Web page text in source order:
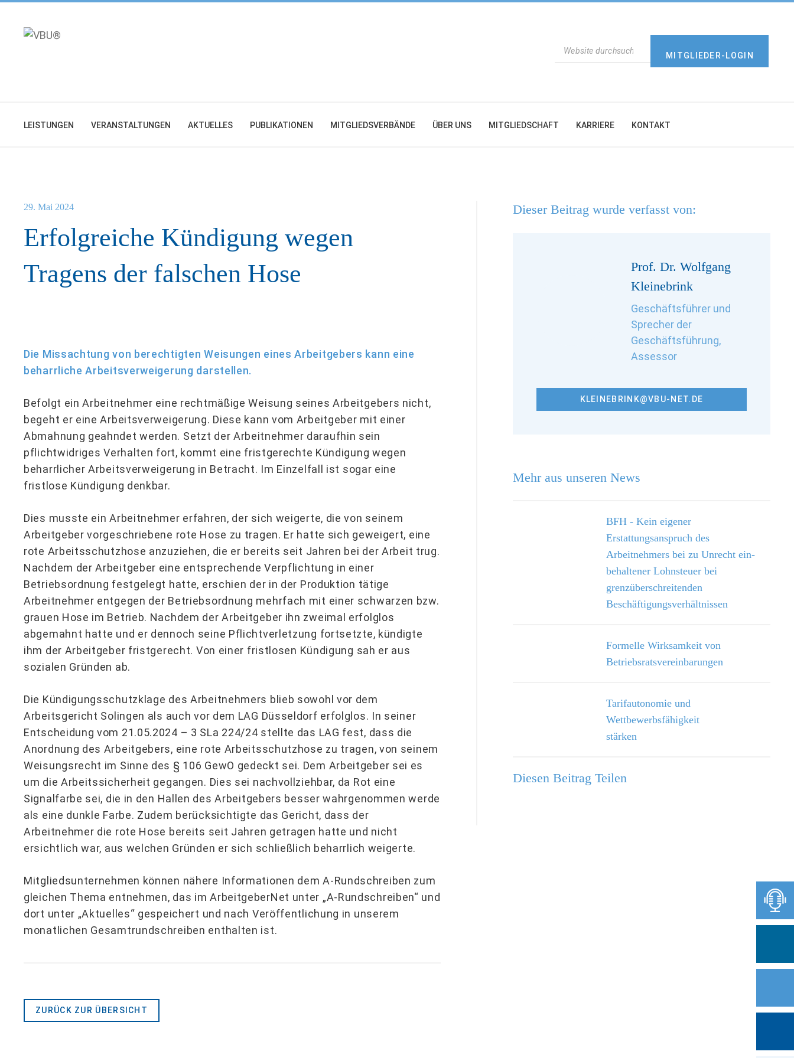
springen
MITGLIEDER-LOGIN
LEISTUNGEN VERANSTALTUNGEN AKTUELLES PUBLIKATIONEN MITGLIEDSVERBÄNDE ÜBER UNS MITGLIEDSCHAFT KARRIERE KONTAKT
Erfolgreiche Kündigung wegen
Tragens der falschen Hose
29. Mai 2024
Die Missachtung von berechtigten Weisungen eines Arbeitgebers kann eine
beharrliche Arbeitsverweigerung darstellen.
Befolgt ein Arbeitnehmer eine rechtmäßige Weisung seines Arbeitgebers nicht,
begeht er eine Arbeitsverweigerung. Diese kann vom Arbeitgeber mit einer
Abmahnung geahndet werden. Setzt der Arbeitnehmer daraufhin sein
pflichtwidriges Verhalten fort, kommt eine fristgerechte Kündigung wegen
beharrlicher Arbeitsverweigerung in Betracht. Im Einzelfall ist sogar eine
fristlose Kündigung denkbar.
Dies musste ein Arbeitnehmer erfahren, der sich weigerte, die von seinem
Arbeitgeber vorgeschriebene rote Hose zu tragen. Er hatte sich geweigert, eine
rote Arbeitsschutzhose anzuziehen, die er bereits seit Jahren bei der Arbeit trug.
Nachdem der Arbeitgeber eine entsprechende Verpflichtung in einer
Betriebsordnung festgelegt hatte, erschien der in der Produktion tätige
Arbeitnehmer entgegen der Betriebsordnung mehrfach mit einer schwarzen bzw.
grauen Hose im Betrieb. Nachdem der Arbeitgeber ihn zweimal erfolglos
abgemahnt hatte und er dennoch seine Pflichtverletzung fortsetzte, kündigte
ihm der Arbeitgeber fristgerecht. Von einer fristlosen Kündigung sah er aus
sozialen Gründen ab.
Die Kündigungsschutzklage des Arbeitnehmers blieb sowohl vor dem
Arbeitsgericht Solingen als auch vor dem LAG Düsseldorf erfolglos. In seiner
Entscheidung vom 21.05.2024 – 3 SLa 224/24 stellte das LAG fest, dass die
Anordnung des Arbeitgebers, eine rote Arbeitsschutzhose zu tragen, von seinem
Weisungsrecht im Sinne des § 106 GewO gedeckt sei. Dem Arbeitgeber sei es
um die Arbeitssicherheit gegangen. Dies sei nachvollziehbar, da Rot eine
Signalfarbe sei, die in den Hallen des Arbeitgebers besser wahrgenommen werde
als eine dunkle Farbe. Zudem berücksichtigte das Gericht, dass der
Arbeitnehmer die rote Hose bereits seit Jahren getragen hatte und nicht
ersichtlich war, aus welchen Gründen er sich schließlich beharrlich weigerte.
Mitgliedsunternehmen können nähere Informationen dem A-Rundschreiben zum
gleichen Thema entnehmen, das im ArbeitgeberNet unter „A-Rundschreiben“ und
dort unter „Aktuelles“ gespeichert und nach Veröffent­lichung in unserem
monatlichen Gesamtrundschreiben enthalten ist.
ZURÜCK ZUR ÜBERSICHT
Mehr aus unseren News
BFH - Kein eigener
Erstattungsanspruch des
Arbeitnehmers bei zu Unrecht ein­
behaltener Lohnsteuer bei
grenzüberschreitenden
Beschäftigungsverhältnissen
Formelle Wirksamkeit von
Betriebsratsvereinbarungen
Tarifautonomie und
Wettbewerbsfähigkeit
stärken
Dieser Beitrag wurde verfasst von:
Prof. Dr. Wolfgang
Kleinebrink
Geschäftsführer und
Sprecher der
Geschäftsführung,
Assessor
KLEINEBRINK@VBU-NET.DE
Diesen Beitrag Teilen